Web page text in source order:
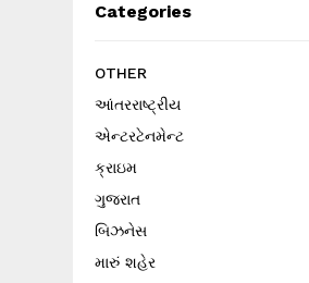
Categories
OTHER
આંતરરાષ્ટ્રીય
એન્ટરટેનમેન્ટ
ક્રાઇમ
ગુજરાત
બિઝનેસ
મારું શહેર